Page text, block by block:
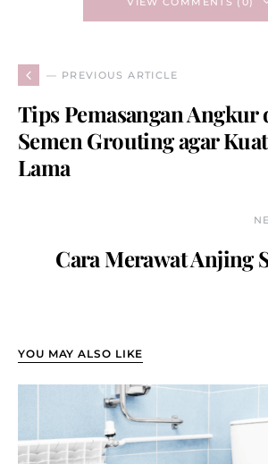
— PREVIOUS ARTICLE
Tips Pemasangan Angkur
Semen Grouting agar
Lama
Cara Merawat Anjing
YOU MAY ALSO LIKE